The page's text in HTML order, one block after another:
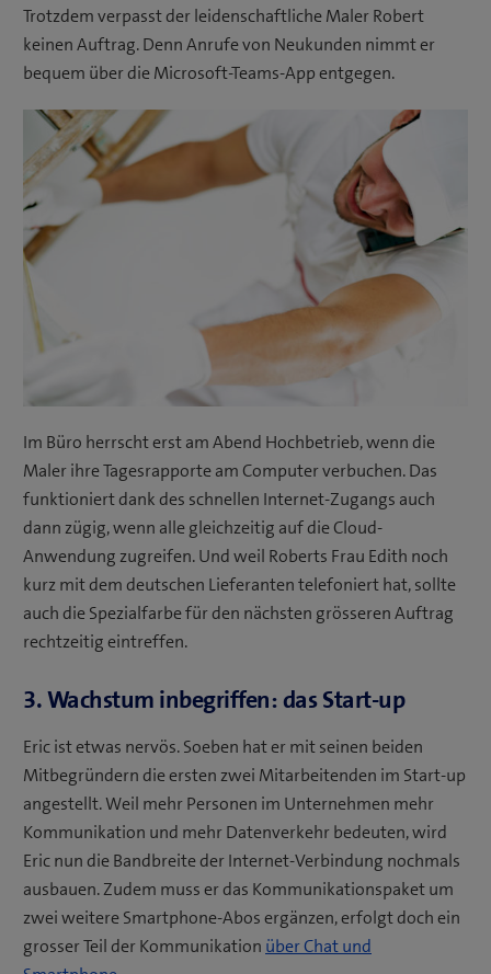
Trotzdem verpasst der leidenschaftliche Maler Robert
keinen Auftrag. Denn Anrufe von Neukunden nimmt er
bequem über die Microsoft-Teams-App entgegen.
Im Büro herrscht erst am Abend Hochbetrieb, wenn die
Maler ihre Tagesrapporte am Computer verbuchen. Das
funktioniert dank des schnellen Internet-Zugangs auch
dann zügig, wenn alle gleichzeitig auf die Cloud-
Anwendung zugreifen. Und weil Roberts Frau Edith noch
kurz mit dem deutschen Lieferanten telefoniert hat, sollte
auch die Spezialfarbe für den nächsten grösseren Auftrag
rechtzeitig eintreffen.
3. Wachstum inbegriffen: das Start-up
Eric ist etwas nervös. Soeben hat er mit seinen beiden
Mitbegründern die ersten zwei Mitarbeitenden im Start-up
angestellt. Weil mehr Personen im Unternehmen mehr
Kommunikation und mehr Datenverkehr bedeuten, wird
Eric nun die Bandbreite der Internet-Verbindung nochmals
ausbauen. Zudem muss er das Kommunikationspaket um
zwei weitere Smartphone-Abos ergänzen, erfolgt doch ein
grosser Teil der Kommunikation über Chat und